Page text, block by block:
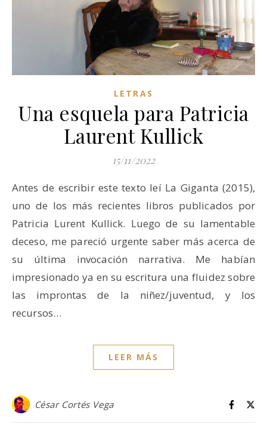
LETRAS
Una esquela para Patricia
Laurent Kullick
15/11/2022
Antes de escribir este texto leí La Giganta (2015),
uno de los más recientes libros publicados por
Patricia Lurent Kullick. Luego de su lamentable
deceso, me pareció urgente saber más acerca de
su última invocación narrativa. Me habían
impresionado ya en su escritura una fluidez sobre
las improntas de la niñez/juventud, y los
recursos…
LEER MÁS
César Cortés Vega